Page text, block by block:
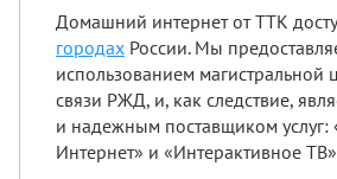
Домашний интернет от ТТК
городах России. Мы
использованием магистральной
связи РЖД, и, как следствие,
и надежным поставщиком
Интернет» и «Интерактивное